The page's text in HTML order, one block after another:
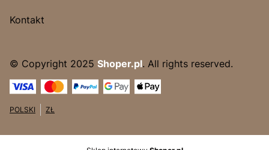
Kontakt
© Copyright 2025 Shoper.pl. All rights reserved.
POLSKI ZŁ